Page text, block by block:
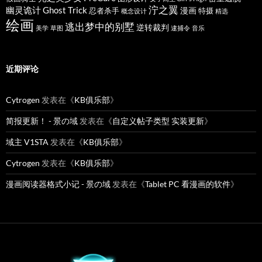
幽灵诡计 Ghost Trick 忍者杀手 概念设计 泞之翼漫画 特摄 精选
绘画 美学 草图 逃出梦中的别墅 逆转裁判 逮捕令 音乐
近期评论
Cytrogen 发表在《KB俱乐部》
简报更新！ - 景の域发表在《自定义帖子类型 实装更新》
域主 V1STA发表在《KB俱乐部》
Cytrogen 发表在《KB俱乐部》
漫画阅读器格式小记 - 景の域发表在《Tablet PC 看漫画的软件》